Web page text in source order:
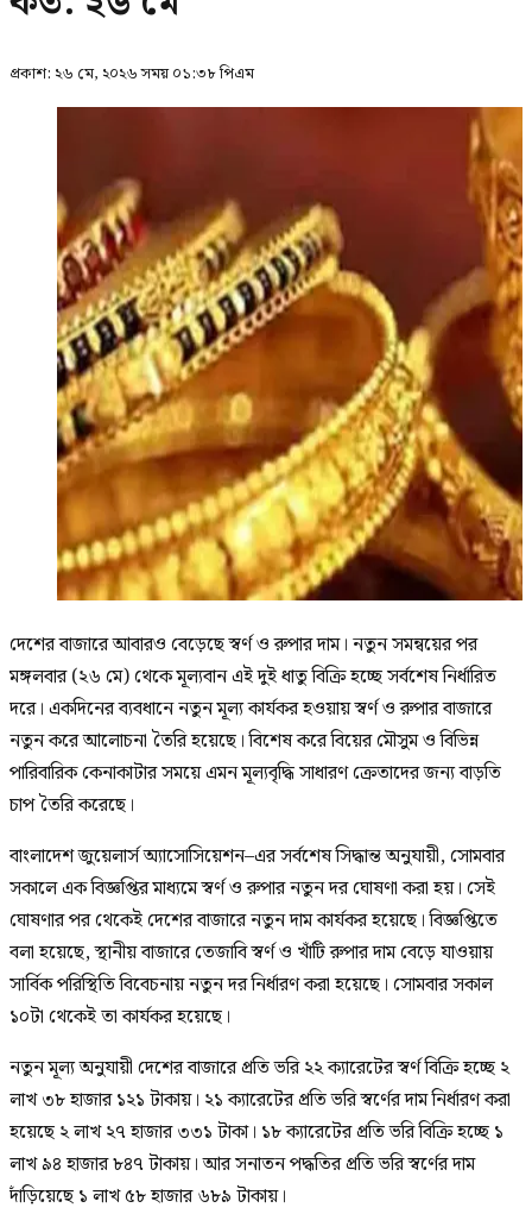
প্রকাশ: ২৬ মে, ২০২৬ সময় ০১:৩৮ পিএম
দেশের বাজারে আবারও বেড়েছে স্বর্ণ ও রুপার দাম। নতুন সমন্বয়ের পর
মঙ্গলবার (২৬ মে) থেকে মূল্যবান এই দুই ধাতু বিক্রি হচ্ছে সর্বশেষ নির্ধারিত
দরে। একদিনের ব্যবধানে নতুন মূল্য কার্যকর হওয়ায় স্বর্ণ ও রুপার বাজারে
নতুন করে আলোচনা তৈরি হয়েছে। বিশেষ করে বিয়ের মৌসুম ও বিভিন্ন
পারিবারিক কেনাকাটার সময়ে এমন মূল্যবৃদ্ধি সাধারণ ক্রেতাদের জন্য বাড়তি
চাপ তৈরি করেছে।
বাংলাদেশ জুয়েলার্স অ্যাসোসিয়েশন–এর সর্বশেষ সিদ্ধান্ত অনুযায়ী, সোমবার
সকালে এক বিজ্ঞপ্তির মাধ্যমে স্বর্ণ ও রুপার নতুন দর ঘোষণা করা হয়। সেই
ঘোষণার পর থেকেই দেশের বাজারে নতুন দাম কার্যকর হয়েছে। বিজ্ঞপ্তিতে
বলা হয়েছে, স্থানীয় বাজারে তেজাবি স্বর্ণ ও খাঁটি রুপার দাম বেড়ে যাওয়ায়
সার্বিক পরিস্থিতি বিবেচনায় নতুন দর নির্ধারণ করা হয়েছে। সোমবার সকাল
১০টা থেকেই তা কার্যকর হয়েছে।
নতুন মূল্য অনুযায়ী দেশের বাজারে প্রতি ভরি ২২ ক্যারেটের স্বর্ণ বিক্রি হচ্ছে ২
লাখ ৩৮ হাজার ১২১ টাকায়। ২১ ক্যারেটের প্রতি ভরি স্বর্ণের দাম নির্ধারণ করা
হয়েছে ২ লাখ ২৭ হাজার ৩৩১ টাকা। ১৮ ক্যারেটের প্রতি ভরি বিক্রি হচ্ছে ১
লাখ ৯৪ হাজার ৮৪৭ টাকায়। আর সনাতন পদ্ধতির প্রতি ভরি স্বর্ণের দাম
দাঁড়িয়েছে ১ লাখ ৫৮ হাজার ৬৮৯ টাকায়।